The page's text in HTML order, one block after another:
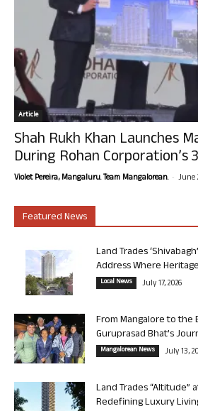
Article
Shah Rukh Khan Launches
During Rohan Corporation’s
Violet Pereira, Mangaluru. Team Mangalorean. - June
Featured News
Land Trades
Address Where
Local News July 17, 2026
From Mangalore to the
Guruprasad Bhat’s
Mangalorean News July 13,
Land Trades “Altitude”
Redefining Luxury